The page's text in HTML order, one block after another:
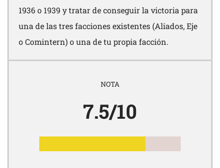
1936 o 1939 y tratar de conseguir la victoria para
una de las tres facciones existentes (Aliados, Eje
o Comintern) o una de tu propia facción.
NOTA
7.5/10